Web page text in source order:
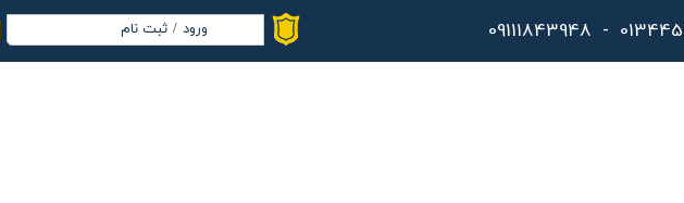
ورود / ثبت نام
حساب کاربری من